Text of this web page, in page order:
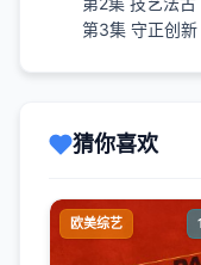
第3集 守正创新
猜你喜欢
欧美综艺